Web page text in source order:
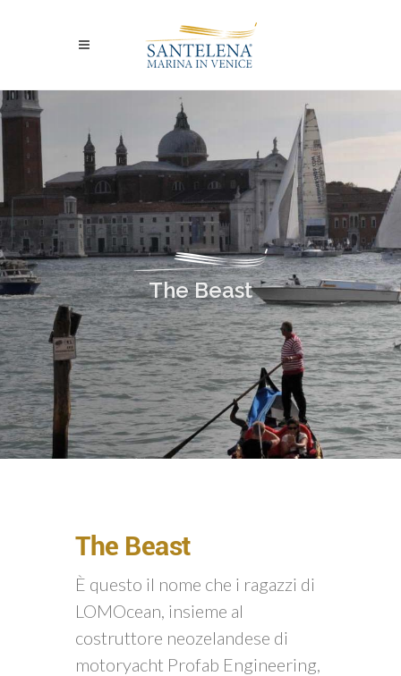
The Beast
The Beast
È questo il nome che i ragazzi di
LOMOcean, insieme al
costruttore neozelandese di
motoryacht Profab Engineering,